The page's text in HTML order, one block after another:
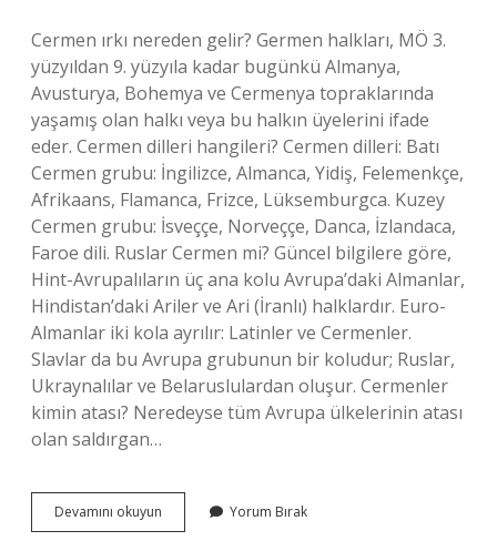
Cermen ırkı nereden gelir? Germen halkları, MÖ 3.
yüzyıldan 9. yüzyıla kadar bugünkü Almanya,
Avusturya, Bohemya ve Cermenya topraklarında
yaşamış olan halkı veya bu halkın üyelerini ifade
eder. Cermen dilleri hangileri? Cermen dilleri: Batı
Cermen grubu: İngilizce, Almanca, Yidiş, Felemenkçe,
Afrikaans, Flamanca, Frizce, Lüksemburgca. Kuzey
Cermen grubu: İsveççe, Norveççe, Danca, İzlandaca,
Faroe dili. Ruslar Cermen mi? Güncel bilgilere göre,
Hint-Avrupalıların üç ana kolu Avrupa’daki Almanlar,
Hindistan’daki Ariler ve Ari (İranlı) halklardır. Euro-
Almanlar iki kola ayrılır: Latinler ve Cermenler.
Slavlar da bu Avrupa grubunun bir koludur; Ruslar,
Ukraynalılar ve Belaruslulardan oluşur. Cermenler
kimin atası? Neredeyse tüm Avrupa ülkelerinin atası
olan saldırgan…
Devamını okuyun
Cermen
Yorum Bırak